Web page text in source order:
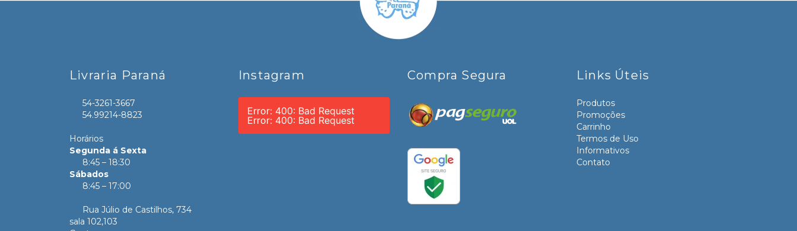
Livraria Paraná
54-3261-3667
54.99214-8823
Horários
Segunda á Sexta
8:45 – 18:30
Sábados
8:45 – 17:00
Rua Júlio de Castilhos, 734
sala 102,103
Instagram
Error: 400: Bad Request
Error: 400: Bad Request
Compra Segura Links Úteis
Produtos
Promoções
Carrinho
Termos de Uso
Informativos
Contato